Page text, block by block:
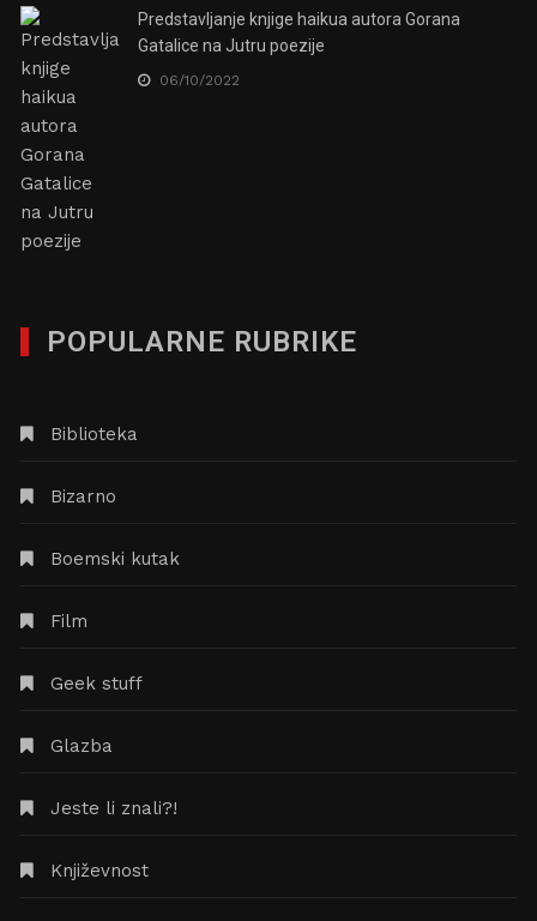
Predstavljanje knjige haikua autora Gorana
Gatalice na Jutru poezije
06/10/2022
POPULARNE RUBRIKE
Biblioteka
Bizarno
Boemski kutak
Film
Geek stuff
Glazba
Jeste li znali?!
Književnost